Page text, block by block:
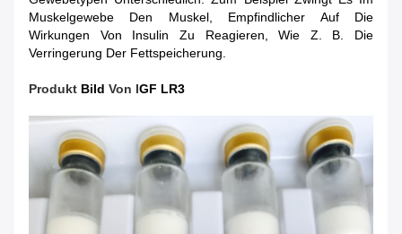
Muskelgewebe Den Muskel, Empfindlicher Auf Die
Wirkungen Von Insulin Zu Reagieren, Wie Z. B. Die
Verringerung Der Fettspeicherung.
Produkt Bild​ Von IGF LR3